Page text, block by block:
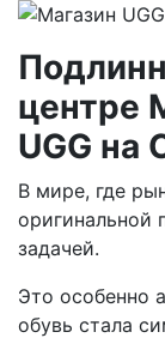
центре
UGG на
В мире, где
оригинальной
задачей.
Это особенно
обувь стала